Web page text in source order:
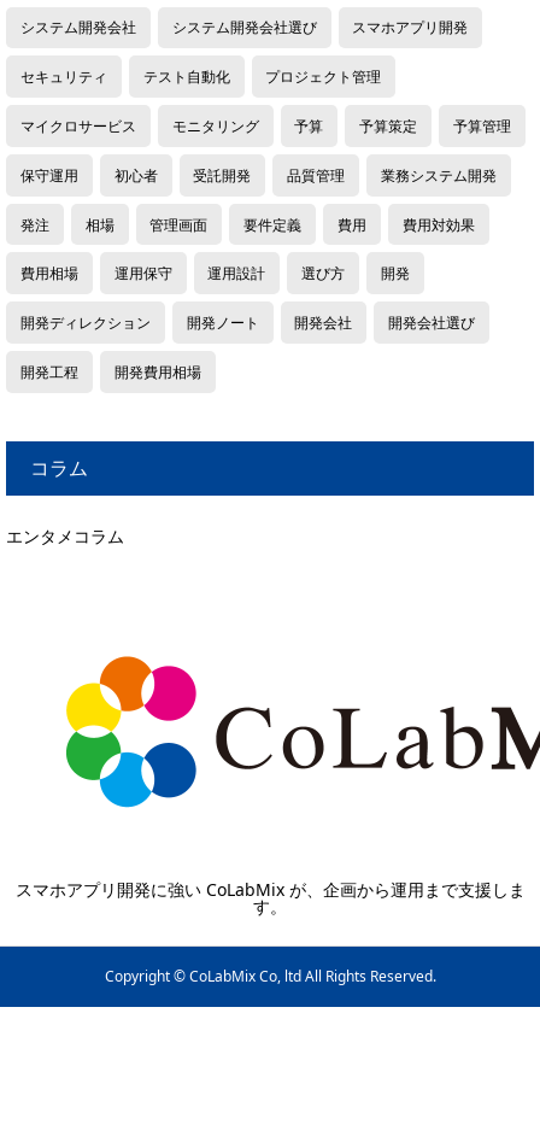
システム開発会社 システム開発会社選び スマホアプリ開発
セキュリティ テスト自動化 プロジェクト管理
マイクロサービス モニタリング 予算 予算策定 予算管理
保守運用 初心者 受託開発 品質管理 業務システム開発
発注 相場 管理画面 要件定義 費用 費用対効果
費用相場 運用保守 運用設計 選び方 開発
開発ディレクション 開発ノート 開発会社 開発会社選び
開発工程 開発費用相場
コラム
エンタメコラム
スマホアプリ開発に強い CoLabMix が、企画から運用まで支援しま
す。
Copyright © CoLabMix Co, ltd All Rights Reserved.